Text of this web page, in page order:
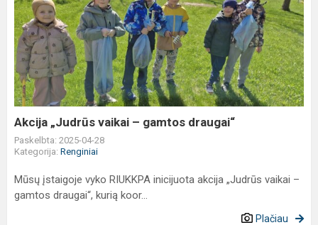
„Judrūs
vaikai
–
gamtos
draugai“
Akcija „Judrūs vaikai – gamtos draugai“
Paskelbta: 2025-04-28
Kategorija: Renginiai
Mūsų įstaigoje vyko RIUKKPA inicijuota akcija „Judrūs vaikai –
gamtos draugai“, kurią koor...
Plačiau